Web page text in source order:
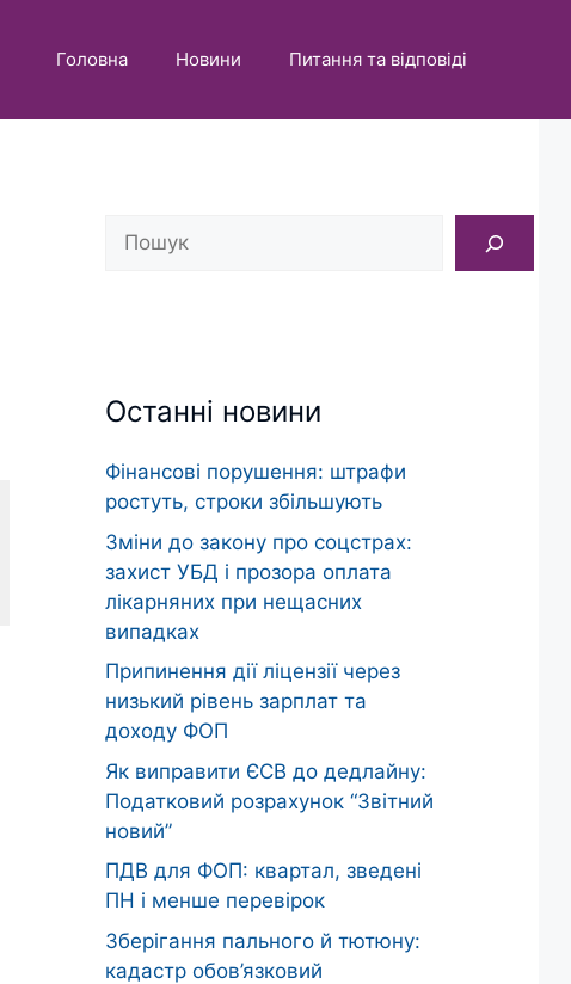
Головна Новини Питання та відповіді
Пошук
Останні новини
Фінансові порушення: штрафи
ростуть, строки збільшують
Зміни до закону про соцстрах:
захист УБД і прозора оплата
лікарняних при нещасних
випадках
Припинення дії ліцензії через
низький рівень зарплат та
доходу ФОП
Як виправити ЄСВ до дедлайну:
Податковий розрахунок “Звітний
новий”
ПДВ для ФОП: квартал, зведені
ПН і менше перевірок
Зберігання пального й тютюну:
кадастр обов’язковий